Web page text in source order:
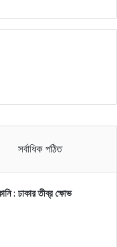
সর্বাধিক পঠিত
: ঢাকার তীব্র ক্ষোভ